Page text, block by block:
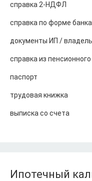
справка 2-НДФЛ
справка по форме
документы ИП /
справка из
паспорт
трудовая книжка
выписка со счета
Ипотечный